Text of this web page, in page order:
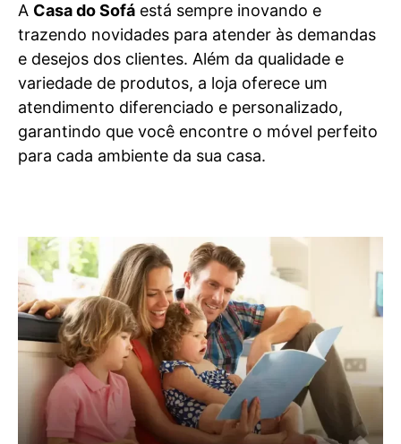
A Casa do Sofá está sempre inovando e
trazendo novidades para atender às demandas
e desejos dos clientes. Além da qualidade e
variedade de produtos, a loja oferece um
atendimento diferenciado e personalizado,
garantindo que você encontre o móvel perfeito
para cada ambiente da sua casa.